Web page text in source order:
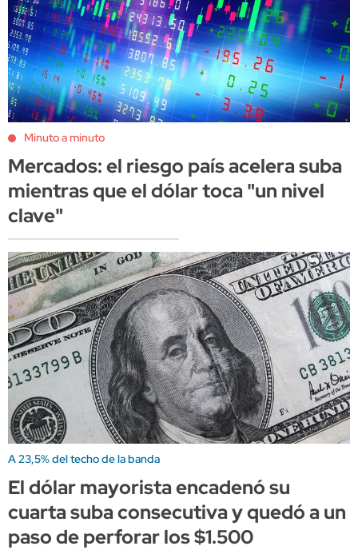
Minuto a minuto
Mercados: el riesgo país acelera suba
mientras que el dólar toca "un nivel
clave"
A 23,5% del techo de la banda
El dólar mayorista encadenó su
cuarta suba consecutiva y quedó a un
paso de perforar los $1.500